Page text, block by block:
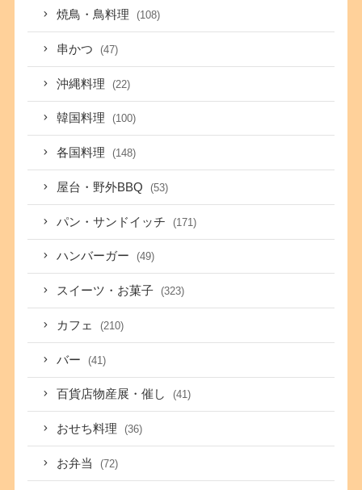
焼鳥・鳥料理 (108)
串かつ (47)
沖縄料理 (22)
韓国料理 (100)
各国料理 (148)
屋台・野外BBQ (53)
パン・サンドイッチ (171)
ハンバーガー (49)
スイーツ・お菓子 (323)
カフェ (210)
バー (41)
百貨店物産展・催し (41)
おせち料理 (36)
お弁当 (72)